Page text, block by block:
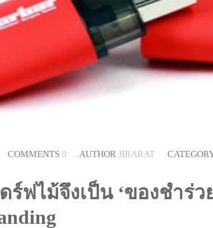
COMMENTS 0 AUTHOR JIRARAT
ฟไม้จึงเป็น ‘ของชำร่ว